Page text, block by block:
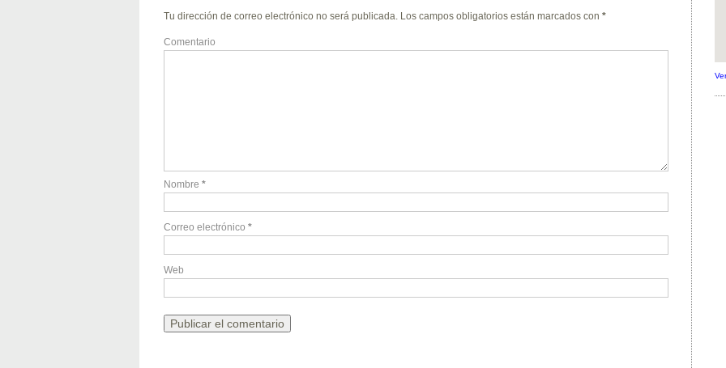
Tu dirección de correo electrónico no será publicada. Los campos obligatorios están marcados con *
Comentario
Nombre *
Correo electrónico *
Web